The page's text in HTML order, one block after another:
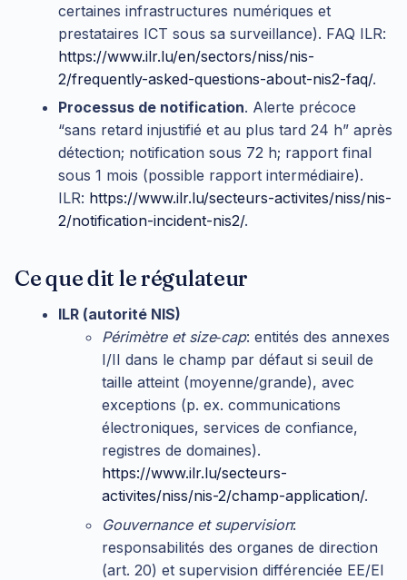
certaines infrastructures numériques et
prestataires ICT sous sa surveillance). FAQ ILR:
https://www.ilr.lu/en/sectors/niss/nis-
2/frequently-asked-questions-about-nis2-faq/.
Processus de notification. Alerte précoce
“sans retard injustifié et au plus tard 24 h” après
détection; notification sous 72 h; rapport final
sous 1 mois (possible rapport intermédiaire).
ILR: https://www.ilr.lu/secteurs-activites/niss/nis-
2/notification-incident-nis2/.
Ce que dit le régulateur
ILR (autorité NIS)
Périmètre et size‑cap: entités des annexes
I/II dans le champ par défaut si seuil de
taille atteint (moyenne/grande), avec
exceptions (p. ex. communications
électroniques, services de confiance,
registres de domaines).
https://www.ilr.lu/secteurs-
activites/niss/nis-2/champ-application/.
Gouvernance et supervision:
responsabilités des organes de direction
(art. 20) et supervision différenciée EE/EI